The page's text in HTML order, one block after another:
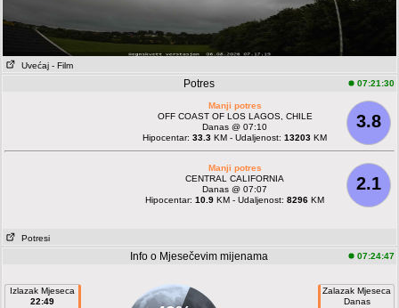
Uvećaj - Film
Potres 07:21:30
3.8
Manji potres
OFF COAST OF LOS LAGOS, CHILE
Danas @ 07:10
Hipocentar:33.3 KM - Udaljenost:13203 KM
2.1
Manji potres
CENTRAL CALIFORNIA
Danas @ 07:07
Hipocentar:10.9 KM - Udaljenost:8296 KM
Potresi
Info o Mjesečevim mijenama 07:24:47
Izlazak Mjeseca
22:49
Zalazak Mjeseca
Danas